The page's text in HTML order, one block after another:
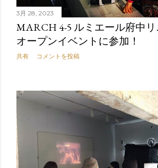
3月 28, 2023
MARCH 4-5 ルミエール府中
オープンイベントに参加！
共有 コメントを投稿